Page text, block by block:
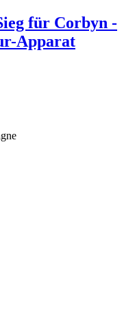
für Corbyn -
Apparat